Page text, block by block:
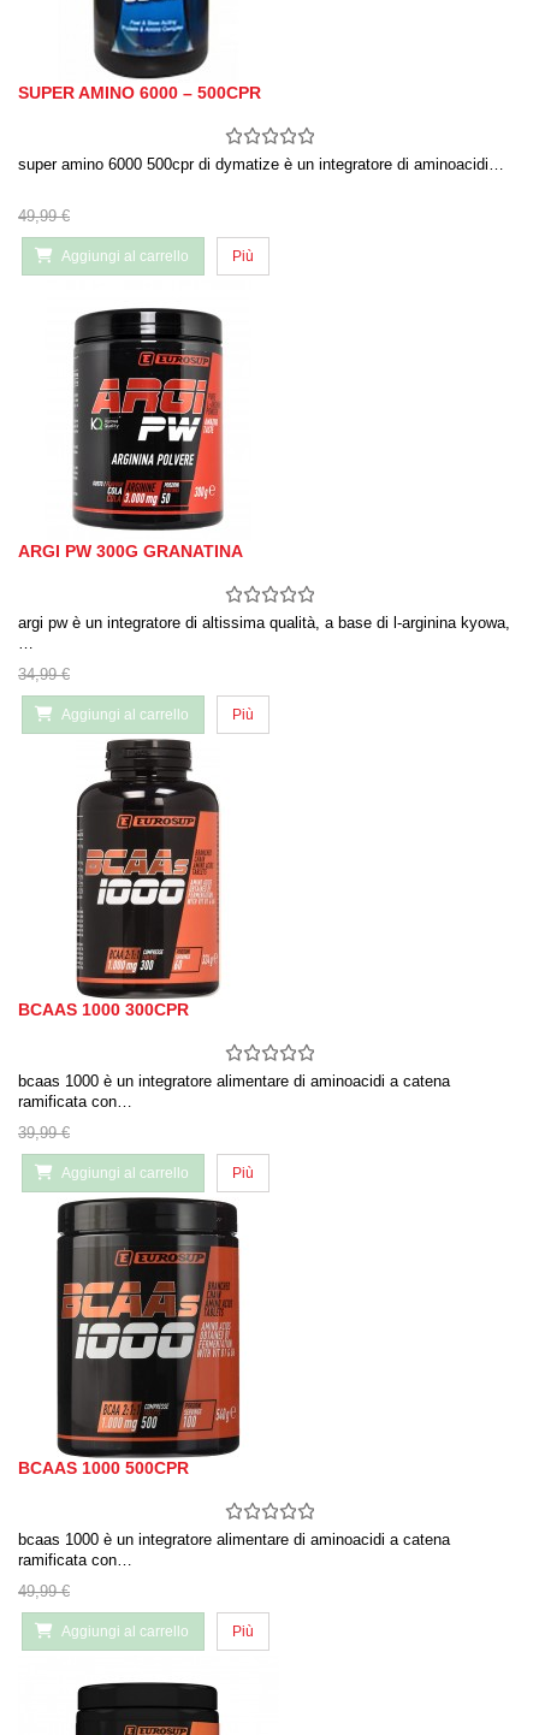
SUPER AMINO 6000 – 500CPR
super amino 6000 500cpr di dymatize è un integratore di aminoacidi…
49,99 €
Aggiungi al carrello Più
ARGI PW 300G GRANATINA
argi pw è un integratore di altissima qualità, a base di l-arginina kyowa,
…
34,99 €
Aggiungi al carrello Più
BCAAS 1000 300CPR
bcaas 1000 è un integratore alimentare di aminoacidi a catena
ramificata con…
39,99 €
Aggiungi al carrello Più
BCAAS 1000 500CPR
bcaas 1000 è un integratore alimentare di aminoacidi a catena
ramificata con…
49,99 €
Aggiungi al carrello Più